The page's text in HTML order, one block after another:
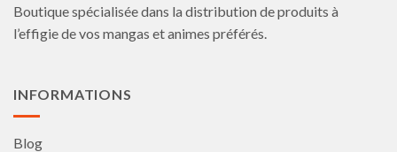
sur
la
sur
Boutique spécialisée dans la distribution de produits à
l’effigie de vos mangas et animes préférés.
INFORMATIONS
Blog